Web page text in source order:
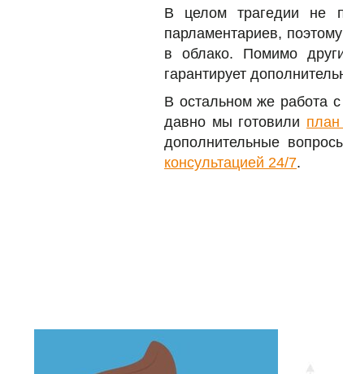
В целом трагедии не
парламентариев,
в облако. Помимо
гарантирует
В остальном же работа
давно мы готовили
дополнительные
консультацией 24/7.